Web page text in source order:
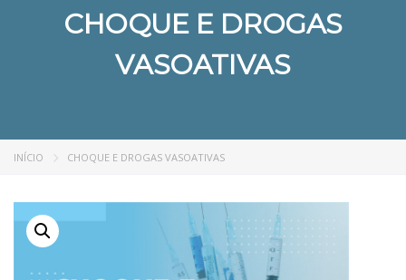
CHOQUE E DROGAS
VASOATIVAS
INÍCIO CHOQUE E DROGAS VASOATIVAS